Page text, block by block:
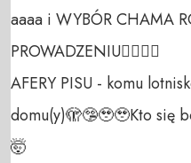
aaaa i WYBÓR CHAMA
PROWADZENIU😵‍💫😵‍💫
AFERY PISU - komu
domu(y)🫣🤥🥹🥹Kto się
🤯